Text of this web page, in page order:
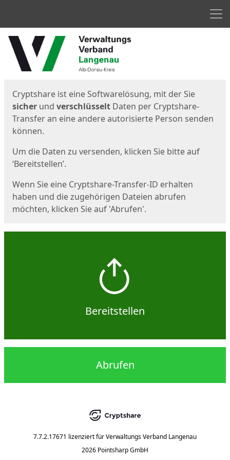
Start
Cryptshare ist eine Softwarelösung, mit der Sie
sicher und verschlüsselt Daten per Cryptshare-
Transfer an eine andere autorisierte Person senden
können.
Um die Daten zu versenden, klicken Sie bitte auf
‘Bereitstellen’.
Wenn Sie eine Cryptshare-Transfer-ID erhalten
haben und die zugehörigen Dateien abrufen
möchten, klicken Sie auf 'Abrufen'.
Bereitstellen
Abrufen
7.7.2.17671 lizenziert fürVerwaltungs Verband Langenau
2026 Pointsharp GmbH